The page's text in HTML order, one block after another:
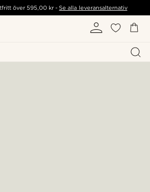
över595,00 kr -Se alla leveransalternativ